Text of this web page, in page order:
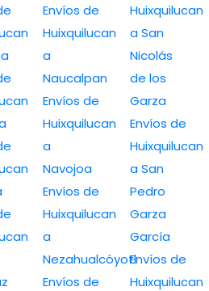
Envíos de
Huixquilucan
a
Naucalpan
Envíos de
Huixquilucan
a
Navojoa
Envíos de
Huixquilucan
a
Nezahualcóyotl
Envíos de
Huixquilucan
a San
Nicolás
de los
Garza
Envíos de
Huixquilucan
a San
Pedro
Garza
García
Envíos de
Huixquilucan